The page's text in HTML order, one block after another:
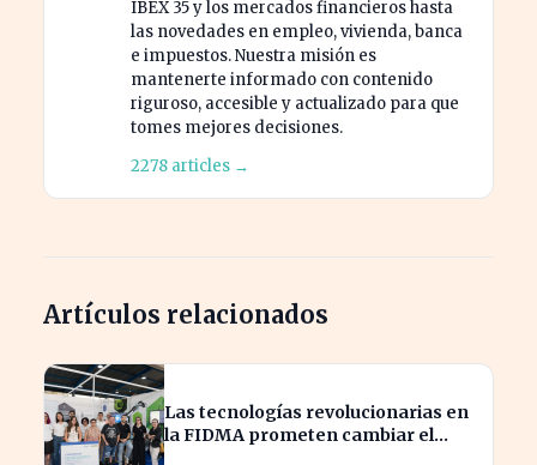
IBEX 35 y los mercados financieros hasta
las novedades en empleo, vivienda, banca
e impuestos. Nuestra misión es
mantenerte informado con contenido
riguroso, accesible y actualizado para que
tomes mejores decisiones.
2278 articles →
Artículos relacionados
Las tecnologías revolucionarias en
la FIDMA prometen cambiar el